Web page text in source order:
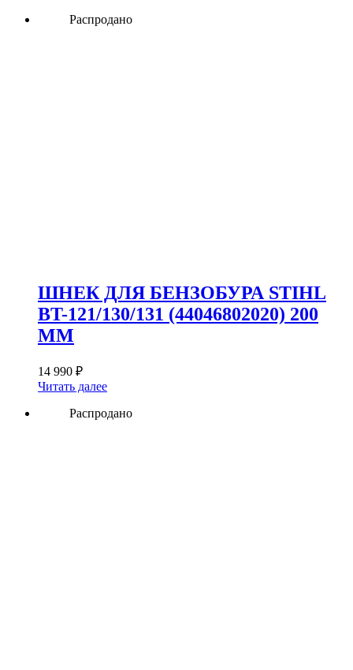
Распродано
ШНЕК ДЛЯ БЕНЗОБУРА STIHL
BT-121/130/131 (44046802020) 200
ММ
14 990 ₽
Читать далее
Распродано